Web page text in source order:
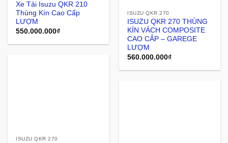
Xe Tải Isuzu QKR 210
Thùng Kín Cao Cấp
LƯỢM
550.000.000₫
ISUZU QKR 270
ISUZU QKR 270 THÙNG
KÍN VÁCH COMPOSITE
CAO CẤP – GAREGE
LƯỢM
560.000.000₫
ISUZU QKR 270